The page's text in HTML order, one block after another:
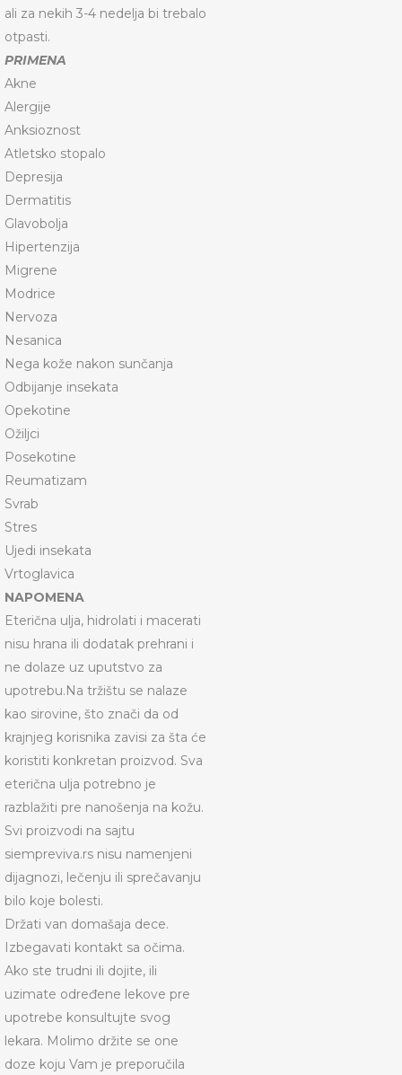
ali za nekih 3-4 nedelja bi trebalo
otpasti.
PRIMENA
Akne
Alergije
Anksioznost
Atletsko stopalo
Depresija
Dermatitis
Glavobolja
Hipertenzija
Migrene
Modrice
Nervoza
Nesanica
Nega kože nakon sunčanja
Odbijanje insekata
Opekotine
Ožiljci
Posekotine
Reumatizam
Svrab
Stres
Ujedi insekata
Vrtoglavica
NAPOMENA
Eterična ulja, hidrolati i macerati
nisu hrana ili dodatak prehrani i
ne dolaze uz uputstvo za
upotrebu.Na tržištu se nalaze
kao sirovine, što znači da od
krajnjeg korisnika zavisi za šta će
koristiti konkretan proizvod. Sva
eterična ulja potrebno je
razblažiti pre nanošenja na kožu.
Svi proizvodi na sajtu
siempreviva.rs nisu namenjeni
dijagnozi, lečenju ili sprečavanju
bilo koje bolesti.
Držati van domašaja dece.
Izbegavati kontakt sa očima.
Ako ste trudni ili dojite, ili
uzimate određene lekove pre
upotrebe konsultujte svog
lekara. Molimo držite se one
doze koju Vam je preporučila